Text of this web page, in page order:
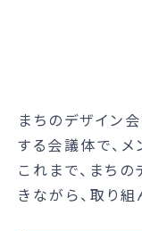
まちのデザイン
する会議体で、
これまで、まち
きながら、取り組